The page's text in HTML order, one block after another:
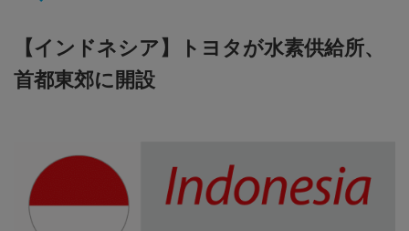
【インドネシア】トヨタが水素供給所、
首都東郊に開設